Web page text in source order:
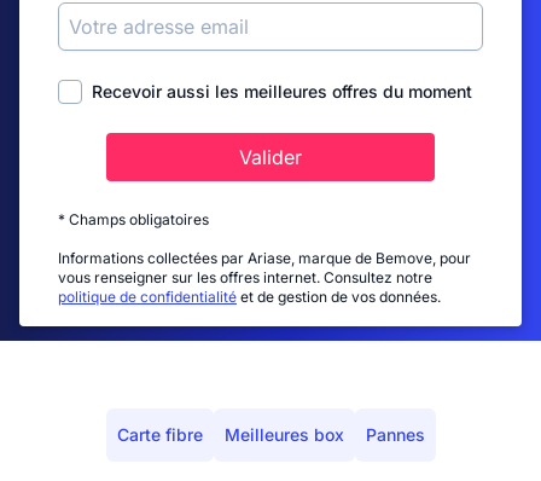
Recevoir aussi les meilleures offres du moment
Valider
* Champs obligatoires
Informations collectées par Ariase, marque de Bemove, pour
vous renseigner sur les offres internet. Consultez notre
politique de confidentialité et de gestion de vos données.
Carte fibre Meilleures box Pannes